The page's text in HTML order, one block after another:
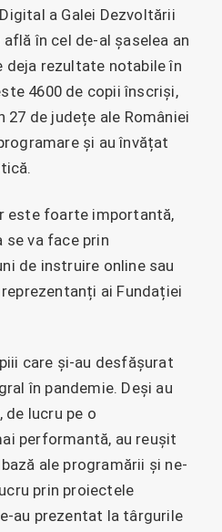
a Galei Dezvoltării
în cel de-al șaselea an
deja rezultate notabile în
4600 de copii înscriși,
de județe ale României
și au învățat
este foarte importantă,
se va face prin
de instruire online sau
ai Fundației
care și-au desfășurat
în pandemie. Deși au
lucru pe o
performantă, au reușit
ale programării și ne-
prin proiectele
au prezentat la târgurile